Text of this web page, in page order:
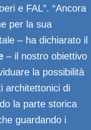
e FAL”. “Ancora
per la sua
– ha dichiarato il
– il nostro obiettivo
la possibilità
architettonici di
la parte storica
guardando i